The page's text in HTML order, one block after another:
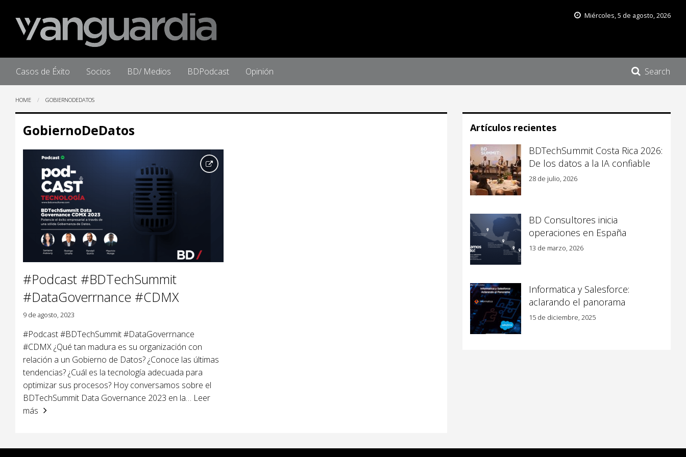
Miércoles, 5 de agosto, 2026
Home
Casos de Éxito Socios BD/ Medios BDPodcast Opinión Search
HOME GOBIERNODEDATOS
GobiernoDeDatos
#Podcast #BDTechSummit
#DataGoverrnance #CDMX
9 de agosto, 2023
#Podcast #BDTechSummit #DataGoverrnance
#CDMX ¿Qué tan madura es su organización con
relación a un Gobierno de Datos? ¿Conoce las últimas
tendencias? ¿Cuál es la tecnología adecuada para
optimizar sus procesos? Hoy conversamos sobre el
BDTechSummit Data Governance 2023 en la… Leer
más
Artículos recientes
BDTechSummit Costa Rica 2026:
De los datos a la IA confiable
28 de julio, 2026
BD Consultores inicia
operaciones en España
13 de marzo, 2026
Informatica y Salesforce:
aclarando el panorama
15 de diciembre, 2025